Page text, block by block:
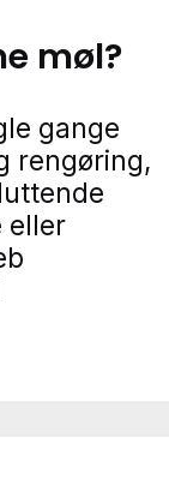
møl?
gange
rengøring,
eller